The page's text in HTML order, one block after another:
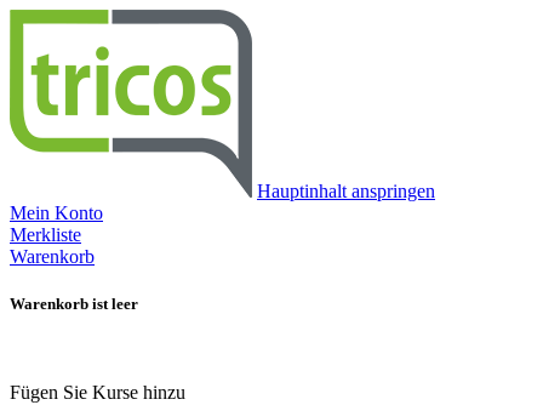
Hauptinhalt anspringen
Mein Konto
Merkliste
Warenkorb
Warenkorb ist leer
Fügen Sie Kurse hinzu